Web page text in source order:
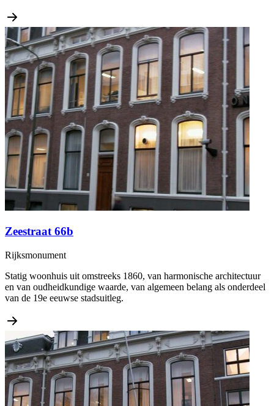
Zeestraat 66b
Rijksmonument
Statig woonhuis uit omstreeks 1860, van harmonische architectuur
en van oudheidkundige waarde, van algemeen belang als onderdeel
van de 19e eeuwse stadsuitleg.